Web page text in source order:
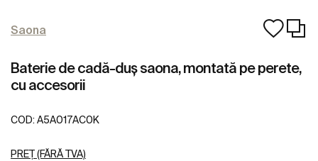
Saona
Baterie de cadă-duș saona, montată pe perete,
cu accesorii
COD: A5A017AC0K
PREȚ (FĂRĂ TVA)